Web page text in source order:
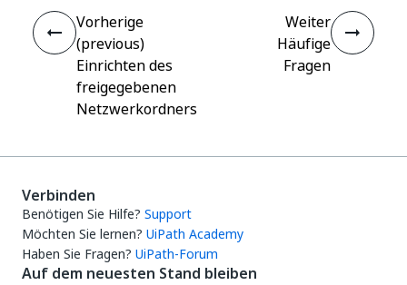
Vorherige
(previous)
Einrichten des
freigegebenen
Netzwerkordners
Weiter
Häufige
Fragen
Verbinden
Benötigen Sie Hilfe? Support
Möchten Sie lernen? UiPath Academy
Haben Sie Fragen? UiPath-Forum
Auf dem neuesten Stand bleiben